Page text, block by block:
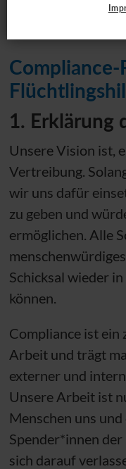
1. Erklärung
Unsere Vision ist,
Vertreibung.
wir uns dafür
zu geben und
ermöglichen. Alle
Schicksal wieder
können.
Compliance ist
Arbeit und trägt
externer und
Unsere Arbeit ist
Menschen uns und
Spender*innen der
sich darauf